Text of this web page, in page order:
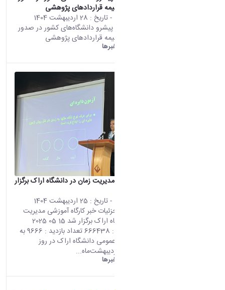
مفاصا حساب بیمه قراردادهای پژوهشی
تأتي هذه النتيجة من الإصدار
Persian من هذا المحتوى.
- تاريخ : 28 اردیبهشت 1404
دانشگاه اراک، پیشرو دانشگاه‌های کشور در صدور
مفاصا حساب بیمه قراردادهای پژوهشی
خبرها
کارگاه آموزشی مدیریت زمان در دانشگاه اراک برگزار
تأتي هذه النتيجة من الإصدار
Persian من هذا المحتوى.
- تاريخ : 25 اردیبهشت 1404
صفحه اصلی جزئیات خبر کارگاه آموزشی مدیریت
زمان در دانشگاه اراک برگزار شد 15 05 2025
05:45 کد خبر : 666438 تعداد بازدید : 9666 به
گزارش روابط عمومی دانشگاه اراک در روز
خبرها